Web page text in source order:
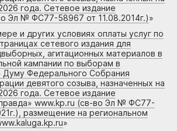
года. Сетевое издание
Эл № ФС77-58967 от 11.08.2014г.)»
и других условиях оплаты услуг по
сетевого издания для
агитационных материалов в
кампании по выборам в
Думу Федерального Собрания
девятого созыва, назначенных на
года. Сетевое издание
www.kp.ru (св-во Эл № ФС77-
размещение на региональном
»